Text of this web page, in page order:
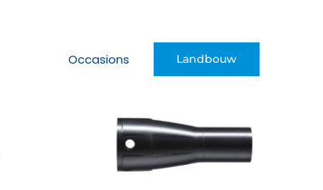
Occasions Landbouw